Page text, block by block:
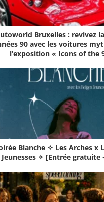
Bruxelles : revivez
90 avec les voitures
l’exposition « Icons of the
Blanche ✧ Les Arches x
Jeunesses ✧ [Entrée gratuite